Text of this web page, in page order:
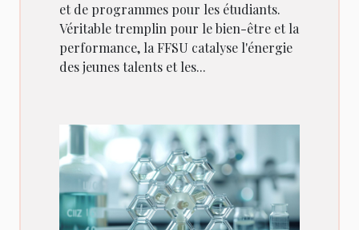
et de programmes pour les étudiants.
Véritable tremplin pour le bien-être et la
performance, la FFSU catalyse l'énergie
des jeunes talents et les...